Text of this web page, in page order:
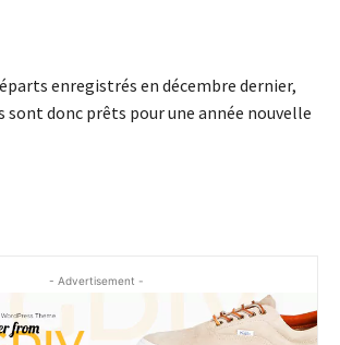
enregistrés en décembre dernier,
sont donc prêts pour une année nouvelle
- Advertisement -